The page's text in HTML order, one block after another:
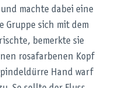
machte dabei eine
Gruppe sich mit dem
bemerkte sie
rosafarbenen Kopf
Hand warf